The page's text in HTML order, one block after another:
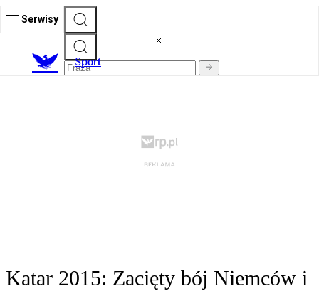
Serwisy
Sport
Katar 2015: Zacięty bój Niemców i